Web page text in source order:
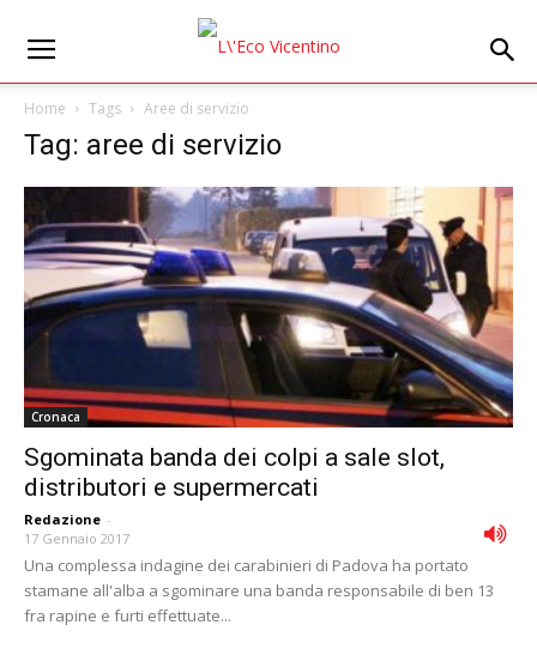
Home Tags Aree di servizio
Tag: aree di servizio
Cronaca
Sgominata banda dei colpi a sale slot,
distributori e supermercati
Redazione -
17 Gennaio 2017
Una complessa indagine dei carabinieri di Padova ha portato
stamane all'alba a sgominare una banda responsabile di ben 13
fra rapine e furti effettuate...